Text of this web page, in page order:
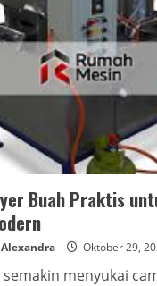
Buah Praktis
Oktober 29,
menyukai